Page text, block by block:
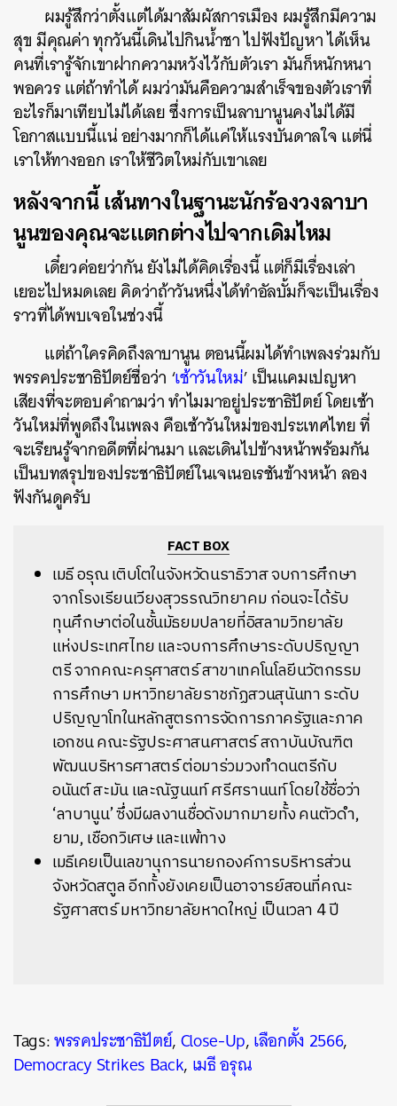
ผมรู้สึกว่าตั้งแต่ได้มาสัมผัสการเมือง ผมรู้สึกมีความ
สุข มีคุณค่า ทุกวันนี้เดินไปกินน้ำชา ไปฟังปัญหา ได้เห็น
คนที่เรารู้จักเขาฝากความหวังไว้กับตัวเรา มันก็หนักหนา
พอควร แต่ถ้าทำได้ ผมว่ามันคือความสำเร็จของตัวเราที่
อะไรก็มาเทียบไม่ได้เลย ซึ่งการเป็นลาบานูนคงไม่ได้มี
โอกาสแบบนี้แน่ อย่างมากก็ได้แค่ให้แรงบันดาลใจ แต่นี่
เราให้ทางออก เราให้ชีวิตใหม่กับเขาเลย
หลังจากนี้ เส้นทางในฐานะนักร้องวงลาบา
นูนของคุณจะแตกต่างไปจากเดิมไหม
เดี๋ยวค่อยว่ากัน ยังไม่ได้คิดเรื่องนี้ แต่ก็มีเรื่องเล่า
เยอะไปหมดเลย คิดว่าถ้าวันหนึ่งได้ทำอัลบั้มก็จะเป็นเรื่อง
ราวที่ได้พบเจอในช่วงนี้
แต่ถ้าใครคิดถึงลาบานูน ตอนนี้ผมได้ทำเพลงร่วมกับ
พรรคประชาธิปัตย์ชื่อว่า ‘เช้าวันใหม่’ เป็นแคมเปญหา
เสียงที่จะตอบคำถามว่า ทำไมมาอยู่ประชาธิปัตย์ โดยเช้า
วันใหม่ที่พูดถึงในเพลง คือเช้าวันใหม่ของประเทศไทย ที่
จะเรียนรู้จากอดีตที่ผ่านมา และเดินไปข้างหน้าพร้อมกัน
เป็นบทสรุปของประชาธิปัตย์ในเจเนอเรชันข้างหน้า ลอง
ฟังกันดูครับ
FACT BOX
เมธี อรุณ เติบโตในจังหวัดนราธิวาส จบการศึกษา
จากโรงเรียนเวียงสุวรรณวิทยาคม ก่อนจะได้รับ
ทุนศึกษาต่อในชั้นมัธยมปลายที่อิสลามวิทยาลัย
แห่งประเทศไทย และจบการศึกษาระดับปริญญา
ตรี จากคณะครุศาสตร์ สาขาเทคโนโลยีนวัตกรรม
การศึกษา มหาวิทยาลัยราชภัฏสวนสุนันทา ระดับ
ปริญญาโทในหลักสูตรการจัดการภาครัฐและภาค
เอกชน คณะรัฐประศาสนศาสตร์ สถาบันบัณฑิต
พัฒนบริหารศาสตร์ ต่อมาร่วมวงทำดนตรีกับ
อนันต์ สะมัน และณัฐนนท์ ศรีศรานนท์ โดยใช้ชื่อว่า
‘ลาบานูน’ ซึ่งมีผลงานชื่อดังมากมายทั้ง คนตัวดำ,
ยาม, เชือกวิเศษ และแพ้ทาง
เมธีเคยเป็นเลขานุการนายกองค์การบริหารส่วน
จังหวัดสตูล อีกทั้งยังเคยเป็นอาจารย์สอนที่คณะ
รัฐศาสตร์ มหาวิทยาลัยหาดใหญ่ เป็นเวลา 4 ปี
Tags:พรรคประชาธิปัตย์,Close-Up,เลือกตั้ง 2566,
Democracy Strikes Back, เมธี อรุณ